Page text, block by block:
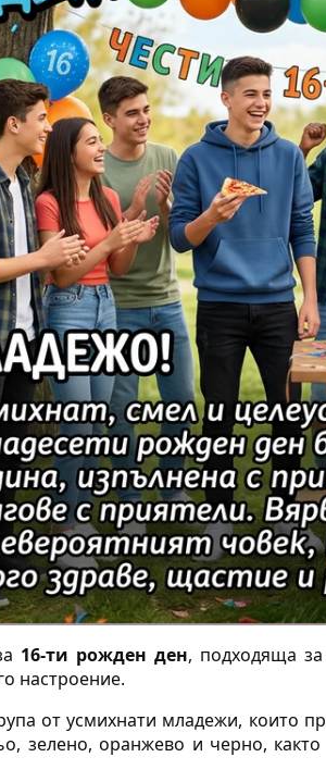
16-ти рожден ден, подходяща
настроение.
от усмихнати младежи, които
зелено, оранжево и черно,